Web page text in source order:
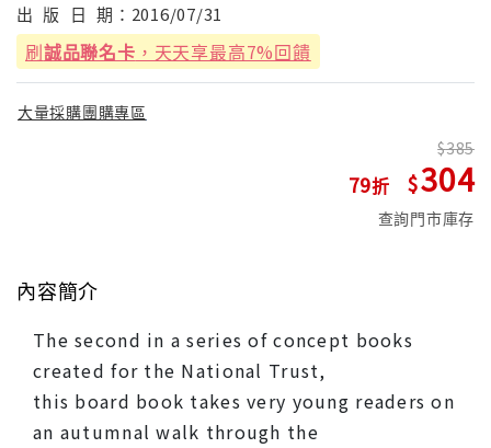
出 版 日 期： 2016/07/31
刷誠品聯名卡 ，天天享最高7%回饋
大量採購團購專區
79
385
304
查詢門市庫存
內容簡介
The second in a series of concept books
created for the National Trust,
this board book takes very young readers on
an autumnal walk through the